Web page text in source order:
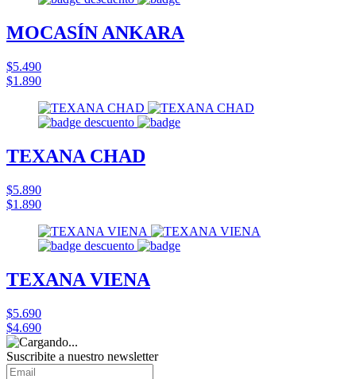
MOCASÍN ANKARA
$5.490
$1.890
TEXANA CHAD
$5.890
$1.890
TEXANA VIENA
$5.690
$4.690
Suscribite a nuestro newsletter